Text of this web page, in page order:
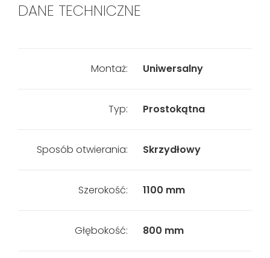
DANE TECHNICZNE
Montaż: Uniwersalny
Typ: Prostokątna
Sposób otwierania: Skrzydłowy
Szerokość: 1100 mm
Głębokość: 800 mm